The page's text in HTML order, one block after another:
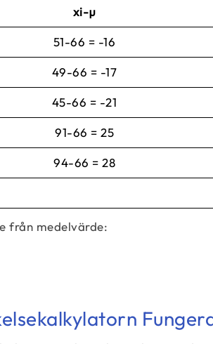
xi-µ
51-66 = -16
49-66 = -17
45-66 = -21
91-66 = 25
94-66 = 28
från medelvärde: